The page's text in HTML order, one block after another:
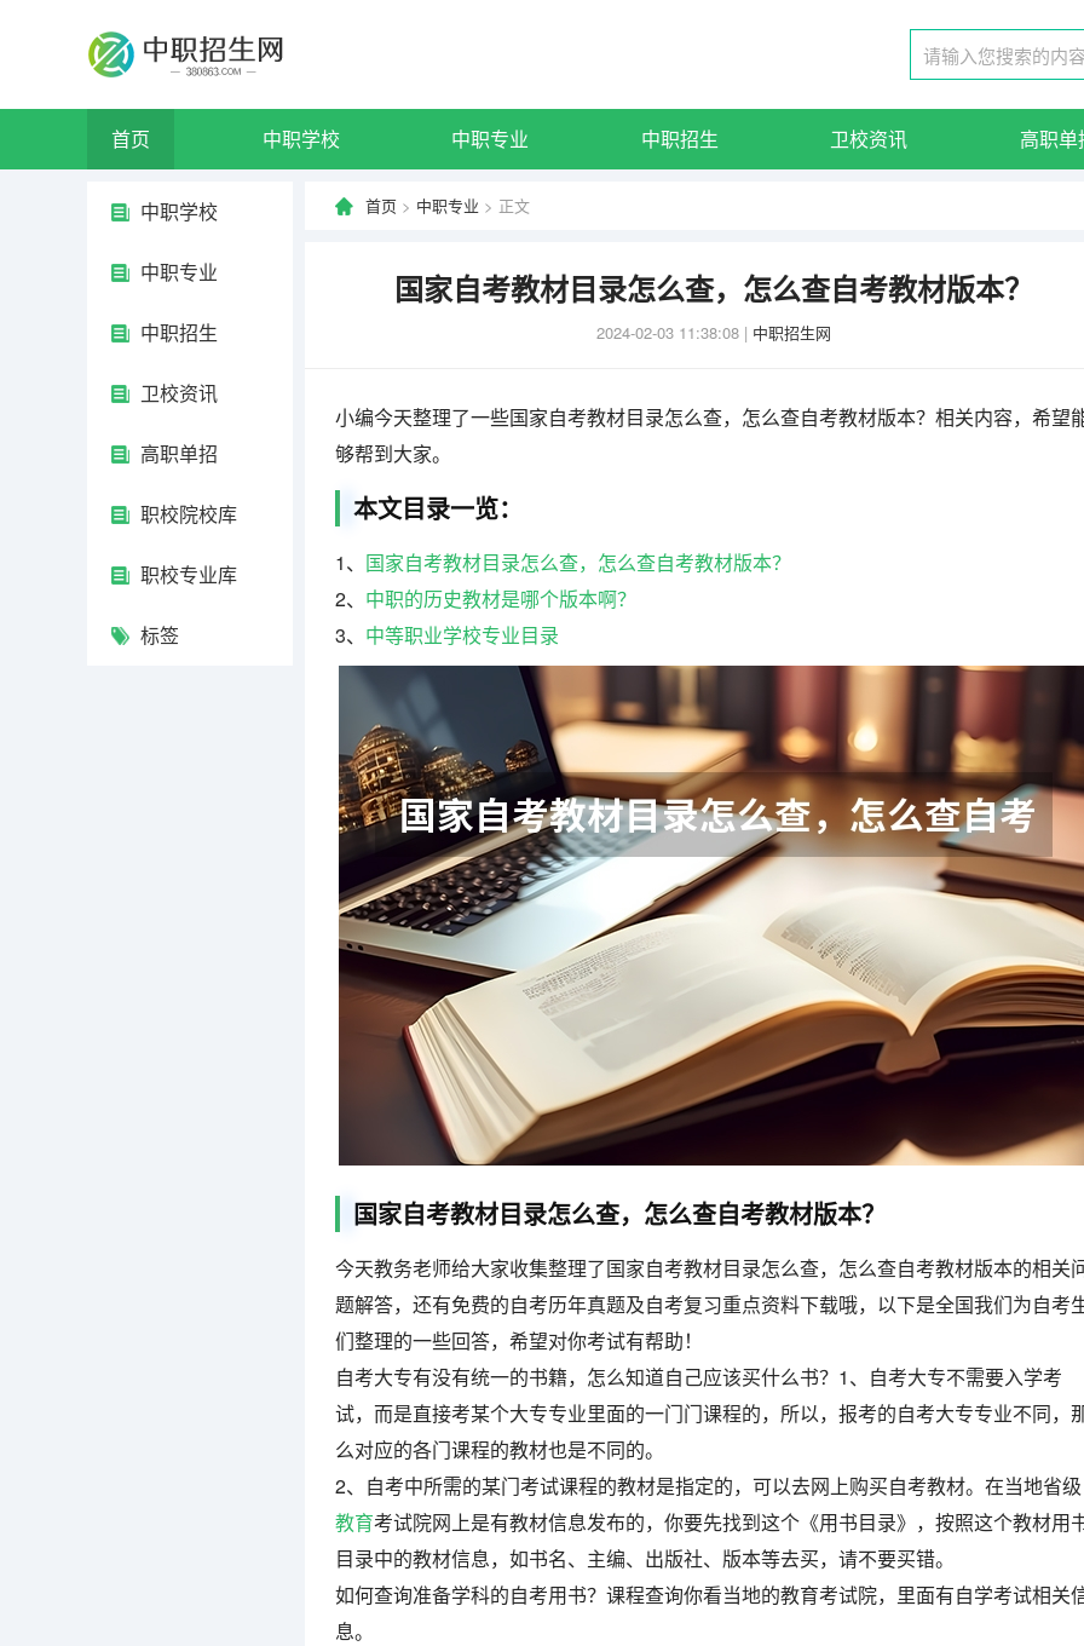
首页 中职学校 中职专业 中职招生 卫校资讯 高职单
中职学校
中职专业
中职招生
卫校资讯
高职单招
职校院校库
职校专业库
标签
首页 > 中职专业 > 正文
国家自考教材目录怎么查，怎么查自考教材版本？
2024-02-03 11:38:08 | 中职招生网
小编今天整理了一些国家自考教材目录怎么查，怎么查自考教材版本？相关内容，希望
够帮到大家。
本文目录一览：
1、 国家自考教材目录怎么查，怎么查自考教材版本？
2、 中职的历史教材是哪个版本啊？
3、 中等职业学校专业目录
国家自考教材目录怎么查，怎么查自考教材版本？
今天教务老师给大家收集整理了国家自考教材目录怎么查，怎么查自考教材版本的相关
题解答，还有免费的自考历年真题及自考复习重点资料下载哦，以下是全国我们为自考
们整理的一些回答，希望对你考试有帮助！
自考大专有没有统一的书籍，怎么知道自己应该买什么书？1、自考大专不需要入学考
试，而是直接考某个大专专业里面的一门门课程的，所以，报考的自考大专专业不同，
么对应的各门课程的教材也是不同的。
2、自考中所需的某门考试课程的教材是指定的，可以去网上购买自考教材。在当地省级
教育考试院网上是有教材信息发布的，你要先找到这个《用书目录》，按照这个教材用
目录中的教材信息，如书名、主编、出版社、版本等去买，请不要买错。
如何查询准备学科的自考用书？课程查询你看当地的教育考试院，里面有自学考试相关
息。